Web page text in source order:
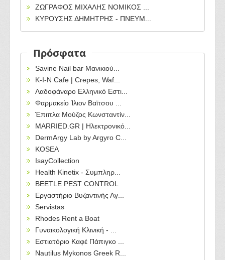
ΖΩΓΡΑΦΟΣ ΜΙΧΑΛΗΣ ΝΟΜΙΚΟΣ ...
ΚΥΡΟΥΣΗΣ ΔΗΜΗΤΡΗΣ - ΠΝΕΥΜ...
Πρόσφατα
Savine Nail bar Μανικιού...
Κ-Ι-Ν Cafe | Crepes, Waf...
Λαδοφάναρο Ελληνικό Εστι...
Φαρμακείο Ίλιον Βαϊτσου ...
Έπιπλα Μούζος Κωνσταντίν...
MARRIED.GR | Ηλεκτρονικό...
DermArgy Lab by Argyro C...
KOSEA
IsayCollection
Health Kinetix - Συμπληρ...
BEETLE PEST CONTROL
Εργαστήριο Βυζαντινής Αγ...
Servistas
Rhodes Rent a Boat
Γυναικολογική Κλινική - ...
Εστιατόριο Καφέ Πάπιγκο ...
Nautilus Mykonos Greek R...